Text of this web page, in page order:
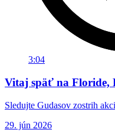
3:04
Vitaj späť na Floride,
Sledujte Gudasov zostrih
29. jún 2026